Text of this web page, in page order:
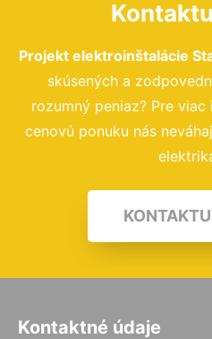
Projekt elektroinštalácie
skúsených a
rozumný peniaz? Pre
cenovú ponuku nás
Kontaktné údaje